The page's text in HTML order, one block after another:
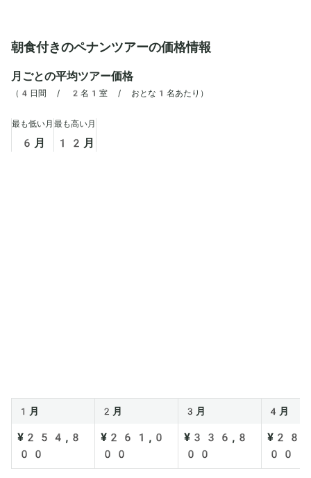
フォトジェニックな街として有名なジョージタウ
ン。人気の壁画には列ができる時もあるほど、観
様々なタッチの絵が描かれているので、お気に入
りの壁画を探しながら、写真撮影やアート巡りを
朝食付きのペナンツアーの価格情報
月ごとの平均ツアー価格
（ 4日間 / 2名1室 / おとな1名あたり ）
最も低い月
6 月
最も高い月
12 月
1月 2月 3月 4月
¥254,8
00
¥261,0
00
¥336,8
00
00